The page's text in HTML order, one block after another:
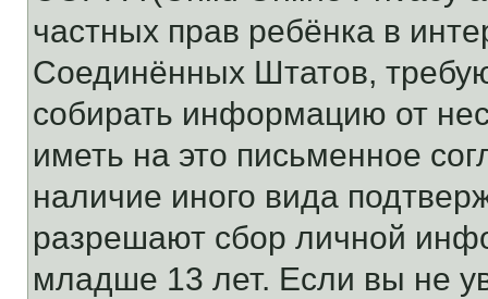
частных прав ребёнка в
Соединённых Штатов,
собирать информацию от
иметь на это письменное
наличие иного вида
разрешают сбор личной
младше 13 лет. Если вы не